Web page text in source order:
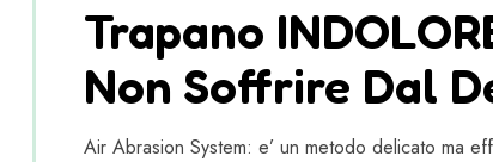
Trapano
Non Soffrire Dal
Air Abrasion System: e’ un metodo delicato ma